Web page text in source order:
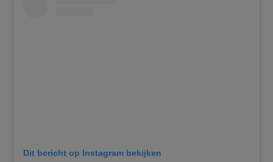
Dit bericht op Instagram bekijken